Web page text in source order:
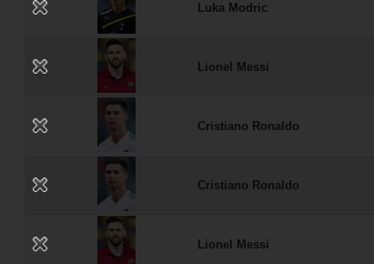
Luka Modric
Lionel Messi
Cristiano Ronaldo
Cristiano Ronaldo
Lionel Messi